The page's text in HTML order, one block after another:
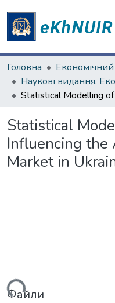
Головна
Statistical
Influencing the
Market in
Файли